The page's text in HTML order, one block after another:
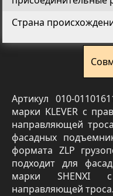
Страна
Артикул 010-
марки KLEVER с
направляющей
фасадных
формата ZLP
подходит для
марки SHENXI
направляющей троса.